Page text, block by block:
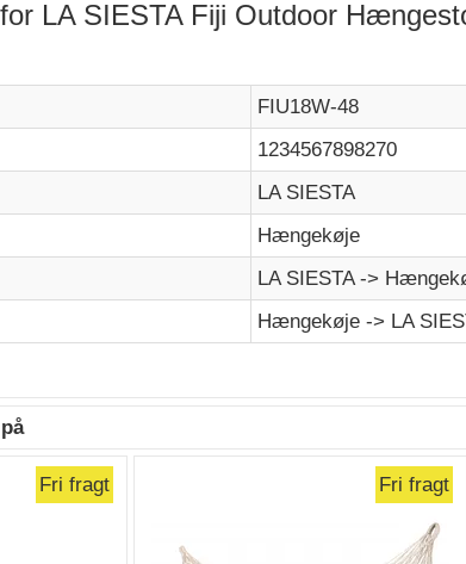
LA SIESTA Fiji Outdoor
FIU18W-48
1234567898270
LA SIESTA
Hængekøje
LA SIESTA ->
Hængekøje -> LA
Fri fragt Fri fragt